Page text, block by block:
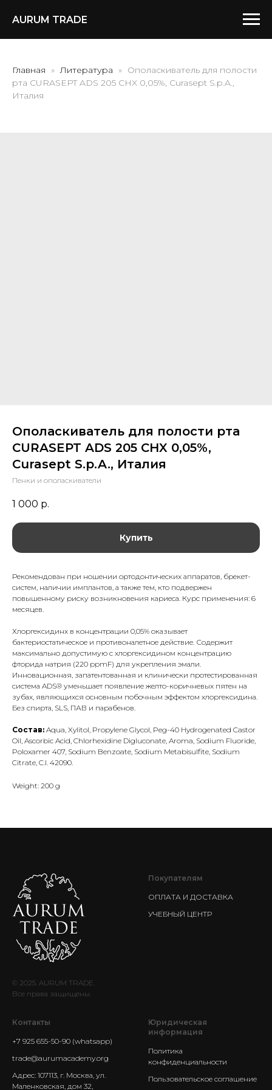
AURUM TRADE
Главная Литература
Ополаскиватель для полости
рта CURASEPT ADS 205 CHX 0,05%, Curasept S.p.A.,
Италия
Ополаскиватель для полости рта
CURASEPT ADS 205 CHX 0,05%,
Curasept S.p.A., Италия
Пенки и ополаскиватели
1 000 р.
Купить
Рекомендован при ношении ортодонтических аппаратов, брекет-
систем, наличии имплантов, а также тем, кто подвержен
повышенному риску возникновения кариеса. Курс применения: 6
месяцев.
Хлоргексидинх в концентрации 0,05% оказывает
бактериостатическое и противоналетное действие. Содержит
максимально допустимую с хлоргексидином концентрацию
фторида натрия (220 ppmF) для укрепления эмали.
Инновационная, запатентованная и клинически протестированная
система ADS® уменьшает появление желто-коричневых пятен на
зубах, являющихся основным побочным эффектом хлоргексидина.
Без спирта, SLS, ПАВ и парабенов.
Состав: Aqua, Xylitol, Propylene Glycol, Peg-40 Hydrogenated Castor
Oil, Ascorbic Acid, Chlorhexidine Digluconate, Aroma, Sodium Fluoride,
Poloxamer 407, Sodium Benzoate, Sodium Metabisulfite, Sodium
Citrate, C.I. 42090.
Weight: 200 g
© 2025. AURUM TRADE.
Все права защищены.
Покупателям
ОПЛАТА И ДОСТАВКА
УЧЕБНЫЙ ЦЕНТР
Контакты
+7 925 655-50-90 (whatsapp)
trade@aurumacademy.org
Адрес: 107113, г. Москва, ул.
Маленковская, дом 32,
Юридическая
информация
Политика
конфиденциальности
Пользовательское соглашение